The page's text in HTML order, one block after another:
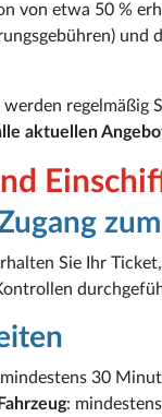
von etwa 50 %
und
werden
aktuellen
Sie Ihr
30
: